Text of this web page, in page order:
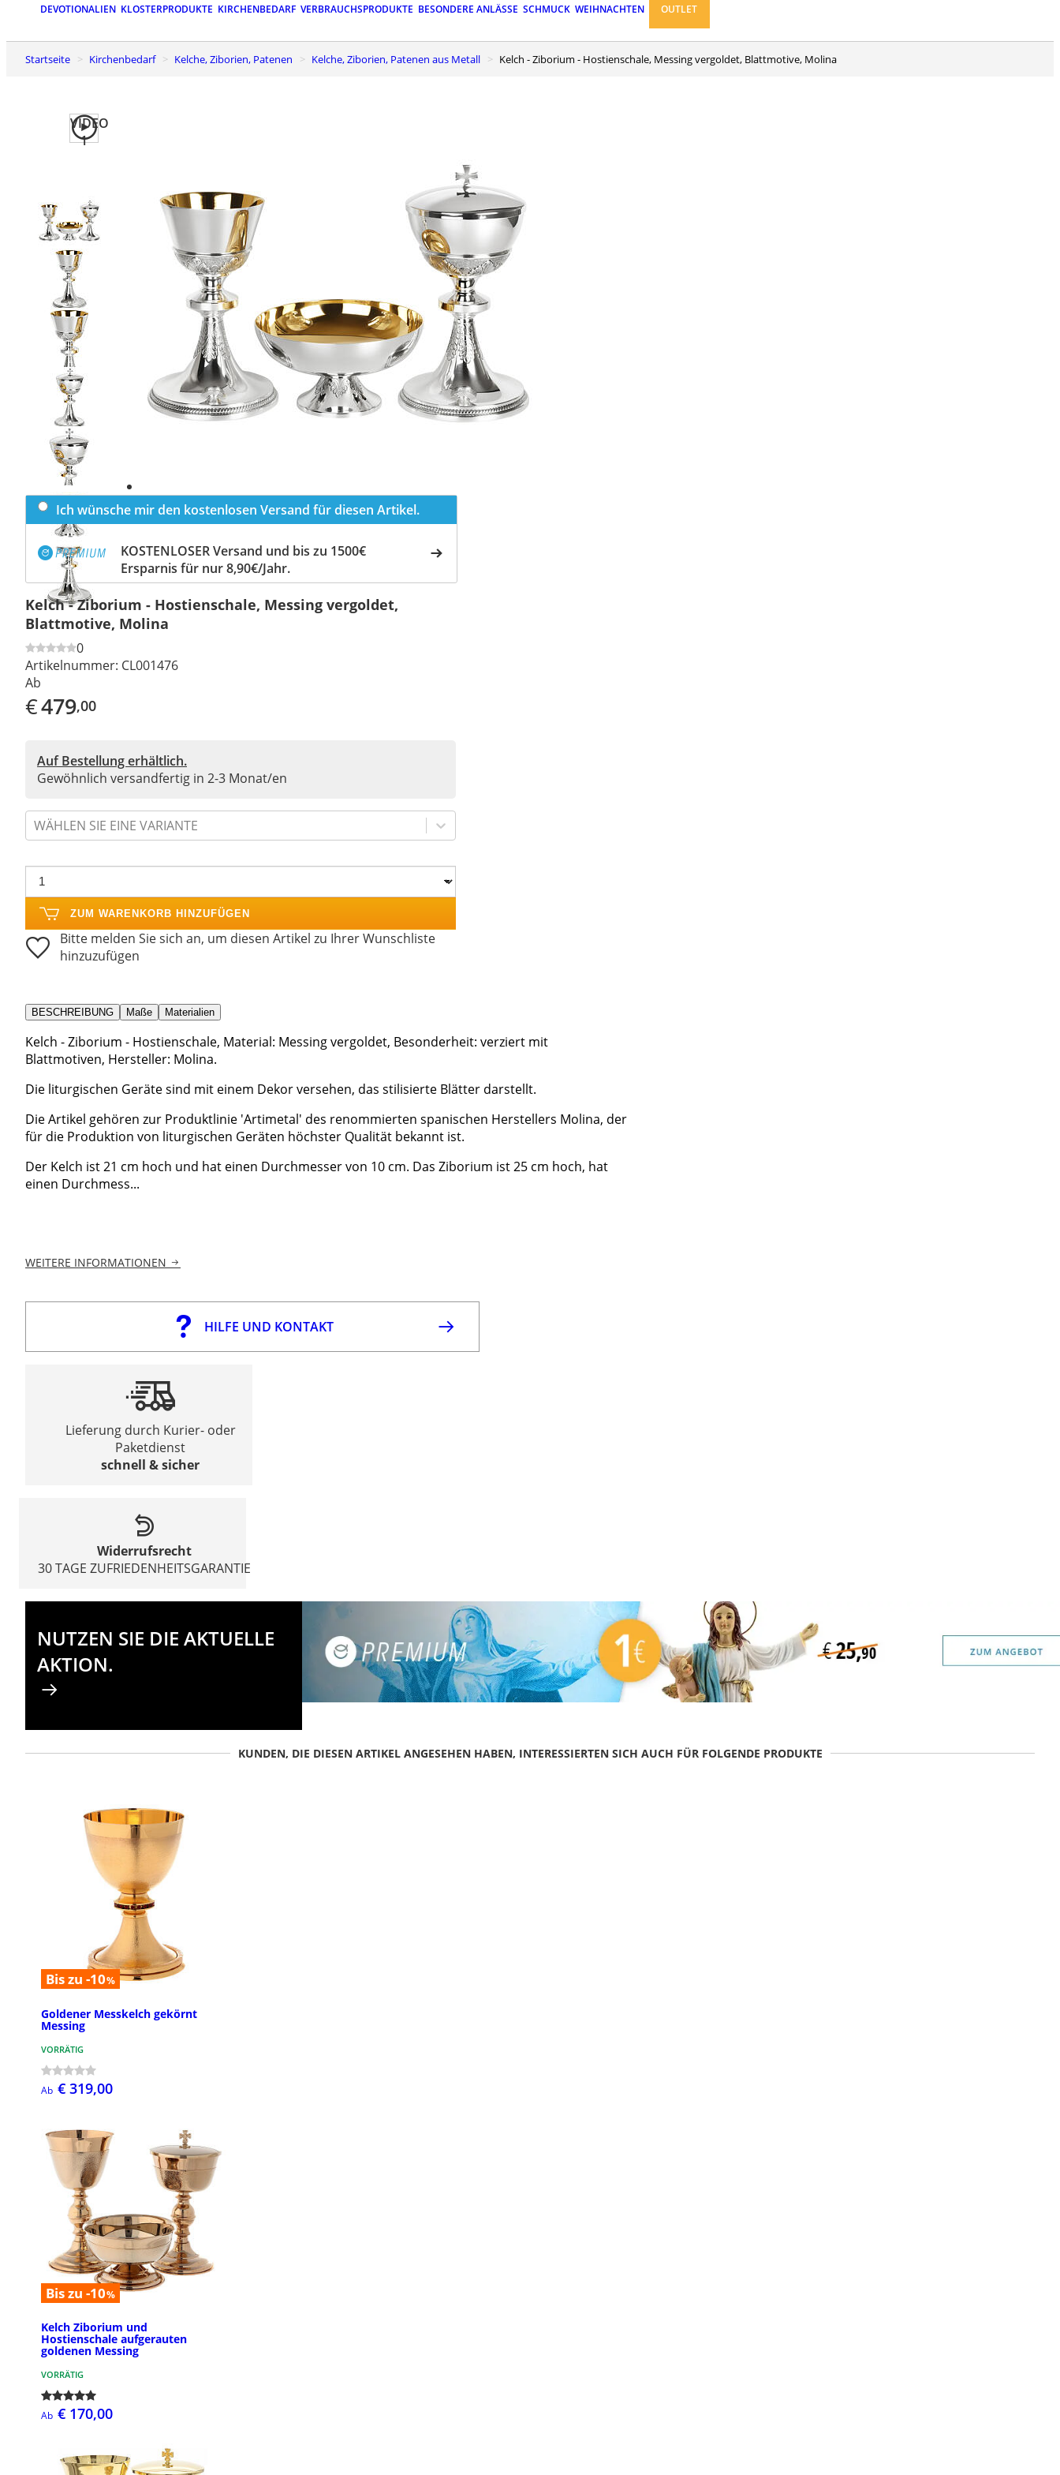
DEVOTIONALIEN KLOSTERPRODUKTE KIRCHENBEDARF VERBRAUCHSPRODUKTE BESONDERE ANLÄSSE SCHMUCK WEIHNACHTEN OUTLET
Startseite Kirchenbedarf Kelche, Ziborien, Patenen Kelche, Ziborien, Patenen aus Metall Kelch - Ziborium - Hostienschale, Messing vergoldet, Blattmotive, Molina
VIDEO
1
Previous
slide
Next
slide
Ich wünsche mir den kostenlosen Versand für diesen Artikel.
KOSTENLOSER Versand und bis zu 1500€
Ersparnis für nur 8,90€/Jahr.
Kelch - Ziborium - Hostienschale, Messing vergoldet,
Blattmotive, Molina
0
Artikelnummer: CL001476
Ab
€479,00
Auf Bestellung erhältlich.
Gewöhnlich versandfertig in 2-3 Monat/en
WÄHLEN SIE EINE VARIANTE
ZUM WARENKORB HINZUFÜGEN
Bitte melden Sie sich an, um diesen Artikel zu Ihrer Wunschliste
hinzuzufügen
BESCHREIBUNG Maße Materialien
Kelch - Ziborium - Hostienschale, Material: Messing vergoldet, Besonderheit: verziert mit
Blattmotiven, Hersteller: Molina.
Die liturgischen Geräte sind mit einem Dekor versehen, das stilisierte Blätter darstellt.
Die Artikel gehören zur Produktlinie 'Artimetal' des renommierten spanischen Herstellers Molina, der
für die Produktion von liturgischen Geräten höchster Qualität bekannt ist.
Der Kelch ist 21 cm hoch und hat einen Durchmesser von 10 cm. Das Ziborium ist 25 cm hoch, hat
einen Durchmess...
WEITERE INFORMATIONEN
HILFE UND KONTAKT
Lieferung durch Kurier- oder
Paketdienst
schnell & sicher
Widerrufsrecht
30 TAGE ZUFRIEDENHEITSGARANTIE
NUTZEN SIE DIE AKTUELLE
AKTION.
KUNDEN, DIE DIESEN ARTIKEL ANGESEHEN HABEN, INTERESSIERTEN SICH AUCH FÜR FOLGENDE PRODUKTE
Bis zu -10%
Goldener Messkelch gekörnt
Messing
VORRÄTIG
Ab € 319,00
Bis zu -10%
Kelch Ziborium und
Hostienschale aufgerauten
goldenen Messing
VORRÄTIG
Ab € 170,00